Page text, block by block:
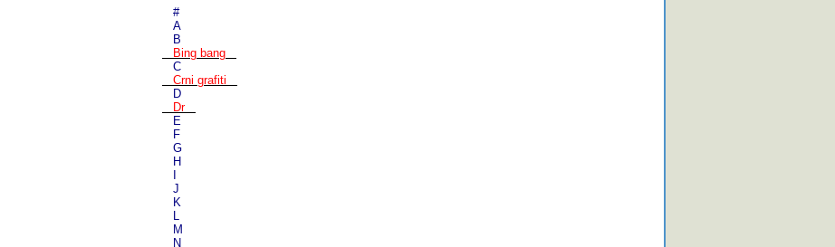
#
A
B
Bing bang
C
Crni grafiti
D
Dr
E
F
G
H
J
K
L
M
N